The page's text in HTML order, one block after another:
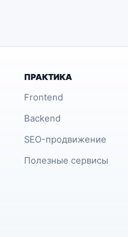
ПРАКТИКА
Frontend
Backend
SEO-продвижение
Полезные сервисы